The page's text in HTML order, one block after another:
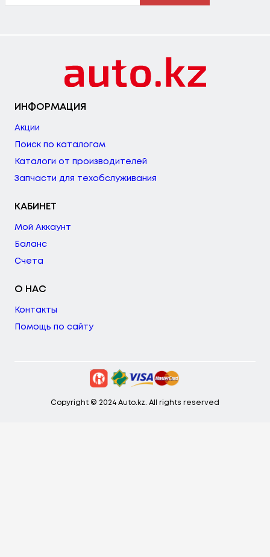
ИНФОРМАЦИЯ
Акции
Поиск по каталогам
Каталоги от производителей
Запчасти для техобслуживания
КАБИНЕТ
Мой Аккаунт
Баланс
Счета
О НАС
Контакты
Помощь по сайту
Copyright © 2024 Auto.kz. All rights reserved